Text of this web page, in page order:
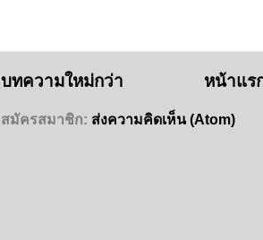
บทความใหม่กว่า หน้าแร
สมัครสมาชิก: ส่งความคิดเห็น (Atom)